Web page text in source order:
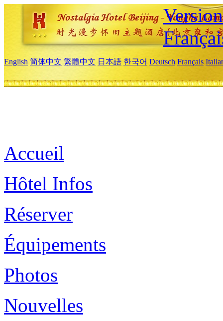
English 简体中文 繁體中文 日本語 한국어 Deutsch Français
Accueil
Hôtel Infos
Réserver
Équipements
Photos
Nouvelles